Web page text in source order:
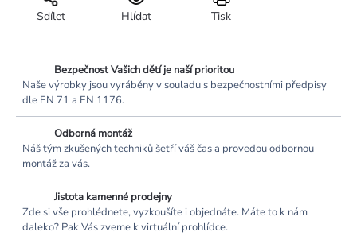
Tisk
Hlídat
Sdílet
Bezpečnost Vašich dětí je naší prioritou
Naše výrobky jsou vyráběny v souladu s bezpečnostními předpisy
dle EN 71 a EN 1176.
Odborná montáž
Náš tým zkušených techniků šetří váš čas a provedou odbornou
montáž za vás.
Jistota kamenné prodejny
Zde si vše prohlédnete, vyzkoušíte i objednáte. Máte to k nám
daleko? Pak Vás zveme k virtuální prohlídce.